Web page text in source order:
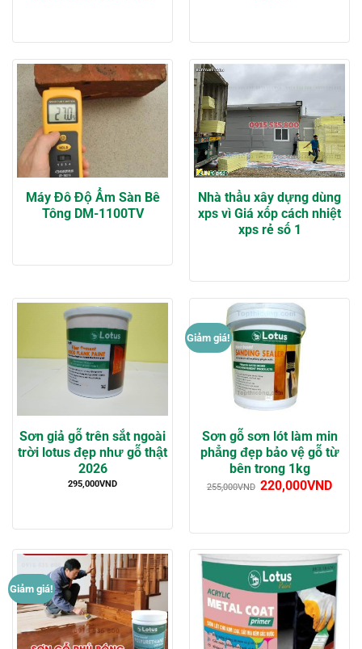
Máy Đô Độ Ẩm Sàn Bê
Tông DM-1100TV
Nhà thầu xây dựng dùng
xps vì Giá xốp cách nhiệt
xps rẻ số 1
Sơn giả gỗ trên sắt ngoài
trời lotus đẹp như gỗ thật
2026
295,000VND
Giảm giá!
Sơn gỗ sơn lót làm min
phẳng đẹp bảo vệ gỗ từ
bên trong 1kg
255,000VND 220,000VND
Giảm giá!